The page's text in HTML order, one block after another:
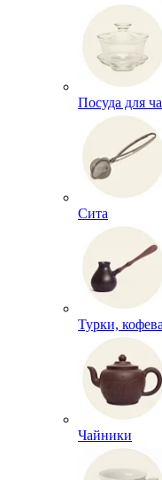
Посуда для
Сита
Турки,
Чайники